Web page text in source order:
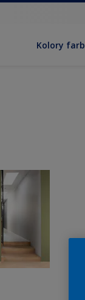
Kolory farb